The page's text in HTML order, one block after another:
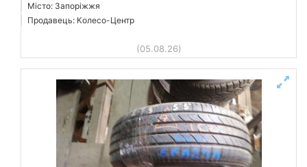
Місто: Запоріжжя
Продавець: Колесо-Центр
(05.08.26)